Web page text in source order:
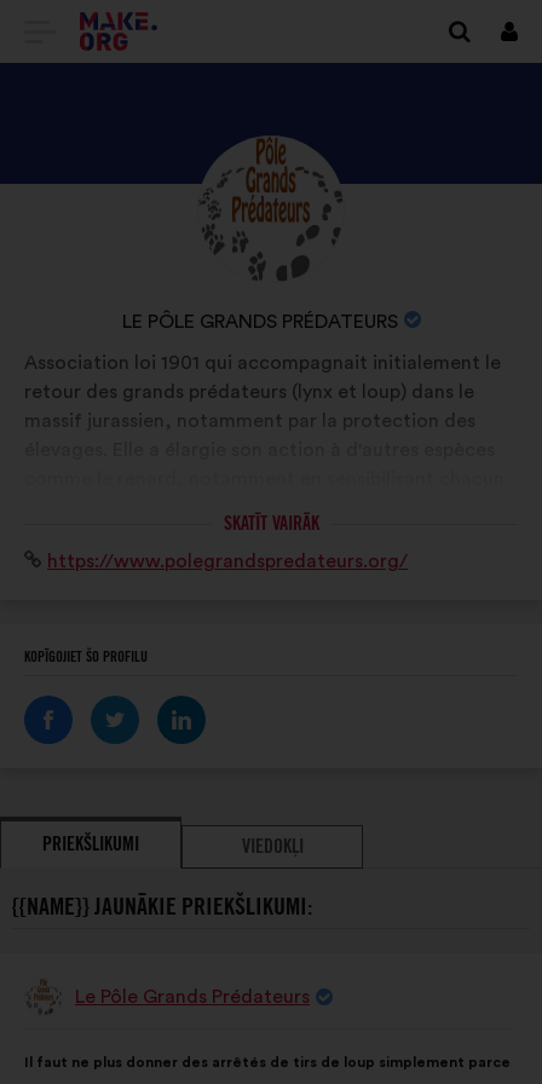
DOTIES
MAKE.ORG
SĀKUMLAPUAPSKATIET
PÔLE
GRANDS
PROFILU
ORGANIZĀCIJAS
NOSAUKUMS:
LE PÔLE GRANDS PRÉDATEURS
Biogrāfija:
Association loi 1901 qui accompagnait initialement le
retour des grands prédateurs (lynx et loup) dans le
massif jurassien, notamment par la protection des
à l'importance d'avoir ces espèces dans nos
pour aller sur le chemin d'une cohabitation réussie
SKATĪT VAIRĀK
Interneta
https://www.polegrandspredateurs.org/
KOPĪGOJIET ŠO PROFILU
PRIEKŠLIKUMI VIEDOKĻI
{{NAME}} JAUNĀKIE PRIEKŠLIKUMI:
PriekšlikumuLe Pôle Grands Prédateurs
saturs:
Il faut ne plus donner des arrêtés de tirs de loup simplement parce
ir